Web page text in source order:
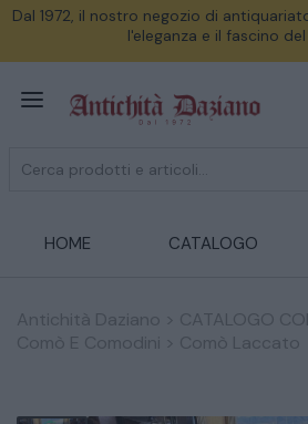
Dal 1972, il nostro negozio di
l'eleganza e il fascino
HOME CATALOGO
Antichità Daziano CATALOGO
Comò E Comodini
Comò Laccato